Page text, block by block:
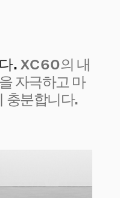
. XC60의 내
자극하고 마
충분합니다.